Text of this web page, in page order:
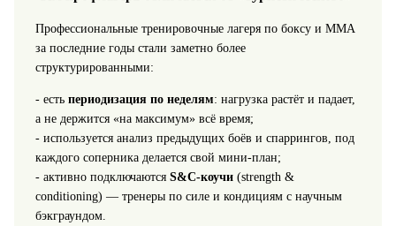
Профессиональные тренировочные лагеря по боксу и ММА
за последние годы стали заметно более
структурированными:
- есть периодизация по неделям: нагрузка растёт и падает,
а не держится «на максимум» всё время;
- используется анализ предыдущих боёв и спаррингов, под
каждого соперника делается свой мини‑план;
- активно подключаются S&C‑коучи(strength &
conditioning) — тренеры по силе и кондициям с научным
бэкграундом.